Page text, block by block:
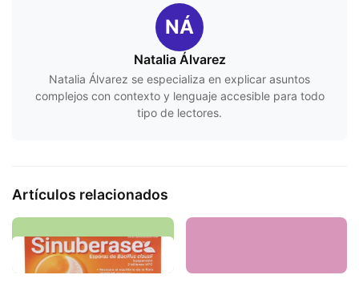
NÁ
Natalia Álvarez
Natalia Álvarez se especializa en explicar asuntos
complejos con contexto y lenguaje accesible para todo
tipo de lectores.
Artículos relacionados